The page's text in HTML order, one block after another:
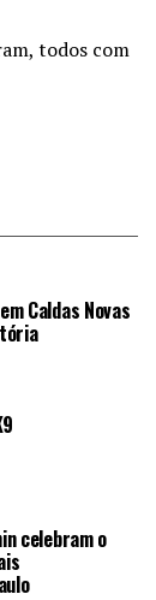
todos com
Caldas Novas
celebram o